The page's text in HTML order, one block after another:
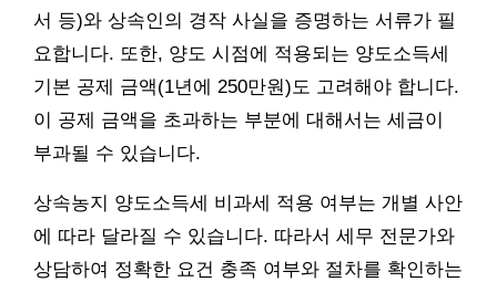
서 등)와 상속인의 경작 사실을 증명하는 서류가 필
요합니다. 또한, 양도 시점에 적용되는 양도소득세
기본 공제 금액(1년에 250만원)도 고려해야 합니다.
이 공제 금액을 초과하는 부분에 대해서는 세금이
부과될 수 있습니다.
상속농지 양도소득세 비과세 적용 여부는 개별 사안
에 따라 달라질 수 있습니다. 따라서 세무 전문가와
상담하여 정확한 요건 충족 여부와 절차를 확인하는